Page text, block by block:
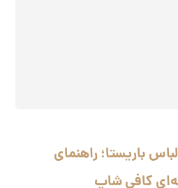
باریستا؛ راهنمای
کافی شاپ